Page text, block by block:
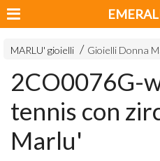
MARLU' gioielli Gioielli Donna
2CO0076G-
tennis con
Marlu'